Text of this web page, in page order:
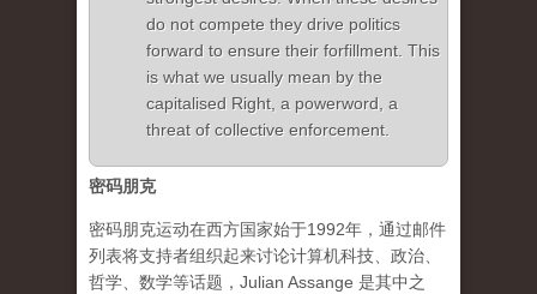
do not compete they drive politics
forward to ensure their forfillment. This
is what we usually mean by the
capitalised Right, a powerword, a
threat of collective enforcement.
密码朋克
密码朋克运动在西方国家始于1992年，通过邮件
列表将支持者组织起来讨论计算机科技、政治、
哲学、数学等话题，Julian Assange 是其中之